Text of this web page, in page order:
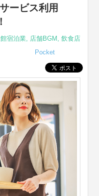
ービス利用
宿泊業, 店舗BGM , 飲食店
Pocket